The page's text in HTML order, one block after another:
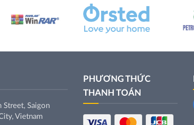
Street, Saigon
Vietnam
PHƯƠNG THỨC
THANH TOÁN